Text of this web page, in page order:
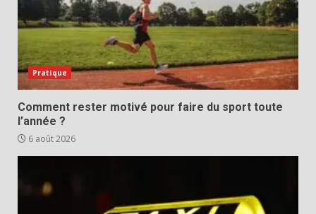
Pratique
Comment rester motivé pour faire du sport toute
l’année ?
6 août 2026